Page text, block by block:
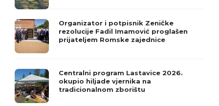
Organizator i potpisnik Zeničke
rezolucije Fadil Imamović proglašen
prijateljem Romske zajednice
Centralni program Lastavice 2026.
okupio hiljade vjernika na
tradicionalnom zborištu